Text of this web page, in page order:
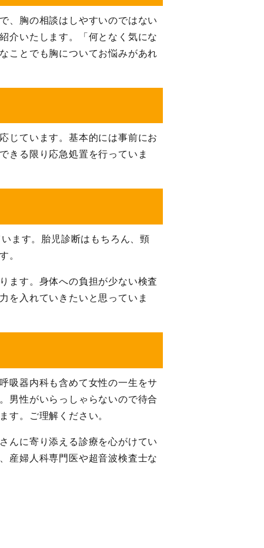
、胸の相談はしやすいのではない
介いたします。「何となく気にな
ことでも胸についてお悩みがあれ
じています。基本的には事前にお
きる限り応急処置を行っていま
ます。胎児診断はもちろん、頸
。
ます。身体への負担が少ない検査
を入れていきたいと思っていま
吸器内科も含めて女性の一生をサ
男性がいらっしゃらないので待合
す。ご理解ください。
んに寄り添える診療を心がけてい
産婦人科専門医や超音波検査士な